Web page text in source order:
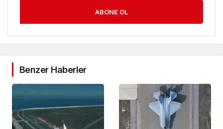
ABONE OL
Benzer Haberler